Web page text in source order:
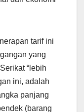
tarif ini
yang
“lebih
ini, adalah
panjang
(barang